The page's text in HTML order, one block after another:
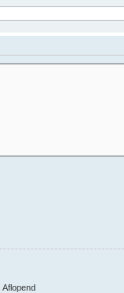
Aflopend